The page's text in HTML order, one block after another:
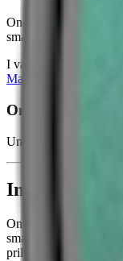
One Orange White
smaker som havtorn,
I varje dosa One
Match
One Orange
Under 2023/24
Information
One snus, tillverkat av
smakupplevelse.
prilla.